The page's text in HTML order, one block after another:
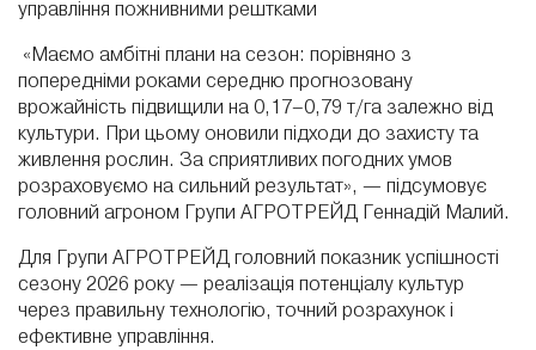
управління пожнивними рештками
«Маємо амбітні плани на сезон: порівняно з
попередніми роками середню прогнозовану
врожайність підвищили на 0,17–0,79 т/га залежно від
культури. При цьому оновили підходи до захисту та
живлення рослин. За сприятливих погодних умов
розраховуємо на сильний результат», — підсумовує
головний агроном Групи АГРОТРЕЙД Геннадій Малий.
Для Групи АГРОТРЕЙД головний показник успішності
сезону 2026 року — реалізація потенціалу культур
через правильну технологію, точний розрахунок і
ефективне управління.